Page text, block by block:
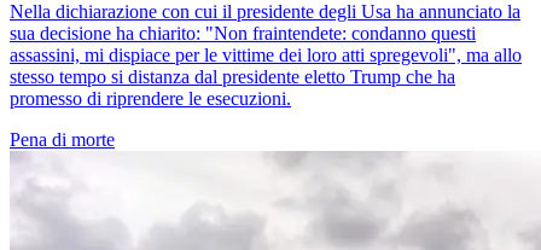
Nella dichiarazione con cui il presidente degli Usa ha annunciato la
sua decisione ha chiarito: "Non fraintendete: condanno questi
assassini, mi dispiace per le vittime dei loro atti spregevoli", ma allo
stesso tempo si distanza dal presidente eletto Trump che ha
promesso di riprendere le esecuzioni.
Pena di morte